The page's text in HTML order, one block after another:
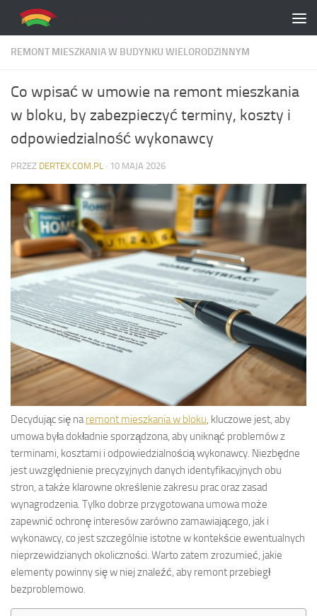
Skip to content
REMONT MIESZKANIA W BUDYNKU WIELORODZINNYM
Co wpisać w umowie na remont mieszkania
w bloku, by zabezpieczyć terminy, koszty i
odpowiedzialność wykonawcy
PRZEZ DERTEX.COM.PL · 10 MAJA 2026
Decydując się na remont mieszkania w bloku , kluczowe jest, aby
umowa była dokładnie sporządzona, aby uniknąć problemów z
terminami, kosztami i odpowiedzialnością wykonawcy. Niezbędne
jest uwzględnienie precyzyjnych danych identyfikacyjnych obu
stron, a także klarowne określenie zakresu prac oraz zasad
wynagrodzenia. Tylko dobrze przygotowana umowa może
zapewnić ochronę interesów zarówno zamawiającego, jak i
wykonawcy, co jest szczególnie istotne w kontekście ewentualnych
nieprzewidzianych okoliczności. Warto zatem zrozumieć, jakie
elementy powinny się w niej znaleźć, aby remont przebiegł
bezproblemowo.